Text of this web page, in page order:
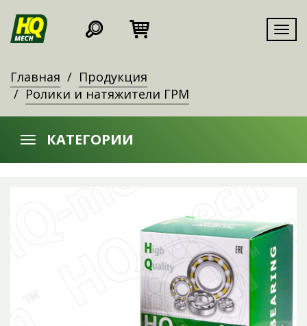
Главная
Продукция
Ролики и натяжители ГРМ
КАТЕГОРИИ